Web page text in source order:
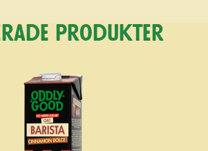
produkter